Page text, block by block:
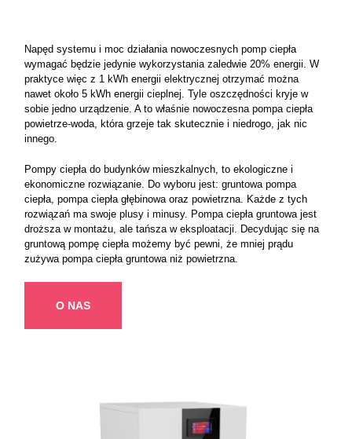
Napęd systemu i moc działania nowoczesnych pomp ciepła
wymagać będzie jedynie wykorzystania zaledwie 20% energii. W
praktyce więc z 1 kWh energii elektrycznej otrzymać można
nawet około 5 kWh energii cieplnej. Tyle oszczędności kryje w
sobie jedno urządzenie. A to właśnie nowoczesna pompa ciepła
powietrze-woda, która grzeje tak skutecznie i niedrogo, jak nic
innego.
Pompy ciepła do budynków mieszkalnych, to ekologiczne i
ekonomiczne rozwiązanie. Do wyboru jest: gruntowa pompa
ciepła, pompa ciepła głębinowa oraz powietrzna. Każde z tych
rozwiązań ma swoje plusy i minusy. Pompa ciepła gruntowa jest
droższa w montażu, ale tańsza w eksploatacji. Decydując się na
gruntową pompę ciepła możemy być pewni, że mniej prądu
zużywa pompa ciepła gruntowa niż powietrzna.
O NAS